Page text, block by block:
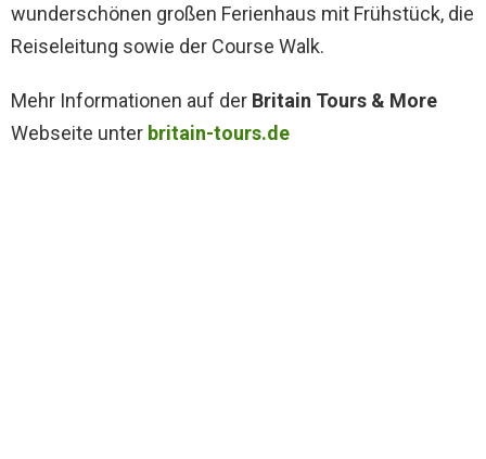
wunderschönen großen Ferienhaus mit Frühstück, die
Reiseleitung sowie der Course Walk.
Mehr Informationen auf der Britain Tours & More
Webseite unter britain-tours.de